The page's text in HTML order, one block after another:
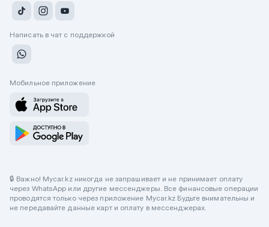
Написать в чат с поддержкой
Мобильное приложение
🔒 Важно! Mycar.kz никогда не запрашивает и не принимает оплату
через WhatsApp или другие мессенджеры. Все финансовые операции
проводятся только через приложение Mycar.kz Будьте внимательны и
не передавайте данные карт и оплату в мессенджерах.